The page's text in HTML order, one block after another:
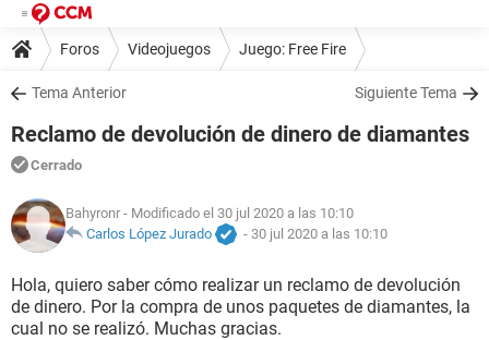
Foros Videojuegos Juego: Free Fire
Tema Anterior Siguiente Tema
Reclamo de devolución de dinero de diamantes
Cerrado
Bahyronr - Modificado el 30 jul 2020 a las 10:10
Carlos López Jurado
- 30 jul 2020 a las 10:10
Hola, quiero saber cómo realizar un reclamo de devolución
de dinero. Por la compra de unos paquetes de diamantes, la
cual no se realizó. Muchas gracias.